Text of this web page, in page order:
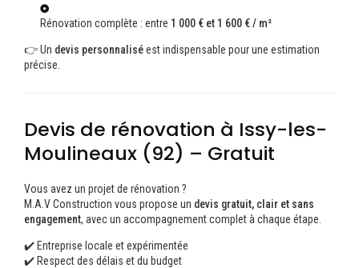
Rénovation complète : entre 1 000 € et 1 600 € / m²
👉 Un devis personnaliséest indispensable pour une estimation
précise.
Devis de rénovation à Issy-les-
Moulineaux (92) – Gratuit
Vous avez un projet de rénovation ?
M.A.V Construction vous propose un devis gratuit, clair et sans
engagement, avec un accompagnement complet à chaque étape.
✔️ Entreprise locale et expérimentée
✔️ Respect des délais et du budget